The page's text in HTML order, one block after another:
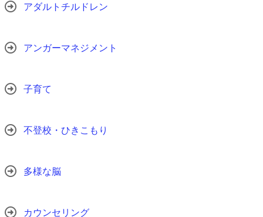
アダルトチルドレン
アンガーマネジメント
子育て
不登校・ひきこもり
多様な脳
カウンセリング